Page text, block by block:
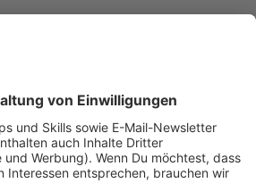
Schulte an "Remember
Schulte-Pop, mit viel Kuschel-
aber gleichzeitig auch flotte
bei Künstlern so typisch ist, hat
seinem Album sich gedacht,